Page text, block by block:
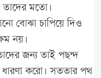
তাদের মতো।
বোঝা চাপিয়ে দিও
নয়।
জন্য তাই পছন্দ
করো। সততার পথ